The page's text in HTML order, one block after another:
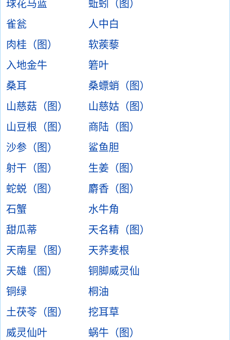
球花马蓝
蚯蚓（图）
雀瓮
人中白
肉桂（图）
软蒺藜
入地金牛
箬叶
桑耳
桑螵蛸（图）
山慈菇（图）
山慈姑（图）
山豆根（图）
商陆（图）
沙参（图）
鲨鱼胆
射干（图）
生姜（图）
蛇蜕（图）
麝香（图）
石蟹
水牛角
甜瓜蒂
天名精（图）
天南星（图）
天荞麦根
天雄（图）
铜脚威灵仙
铜绿
桐油
土茯苓（图）
挖耳草
威灵仙叶
蜗牛（图）